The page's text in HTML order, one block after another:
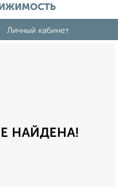
Личный кабинет
НАЙДЕНА!